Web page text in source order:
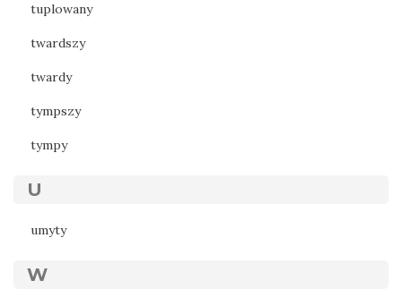
tuplowany
twardszy
twardy
tympszy
tympy
U
umyty
W